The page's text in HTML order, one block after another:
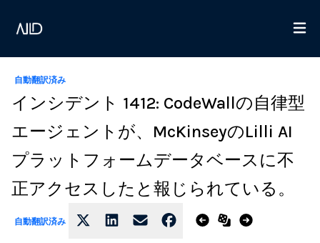
自動翻訳済み
インシデント 1412: CodeWallの自律型
エージェントが、McKinseyのLilli AI
プラットフォームデータベースに不
正アクセスしたと報じられている。
自動翻訳済み